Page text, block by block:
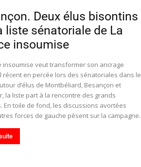
Deux élus bisontins
liste sénatoriale de La
insoumise
insoumise veut transformer son ancrage
récent en percée lors des sénatoriales dans le
d’élus de Montbéliard, Besançon et
la liste part à la rencontre des grands
En toile de fond, les discussions avortées
forces de gauche pèsent sur la campagne.